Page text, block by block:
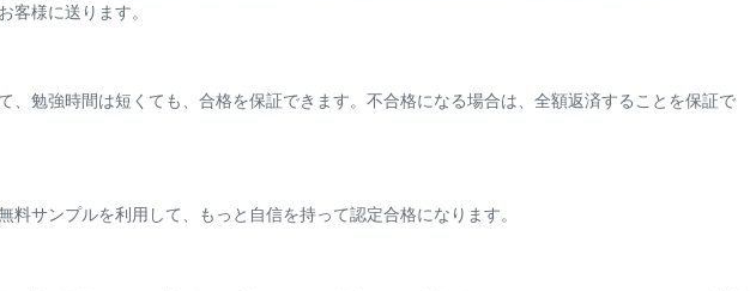
客様に送ります。
、勉強時間は短くても、合格を保証できます。不合格になる場合は、全額返済することを保証で
料サンプルを利用して、もっと自信を持って認定合格になります。